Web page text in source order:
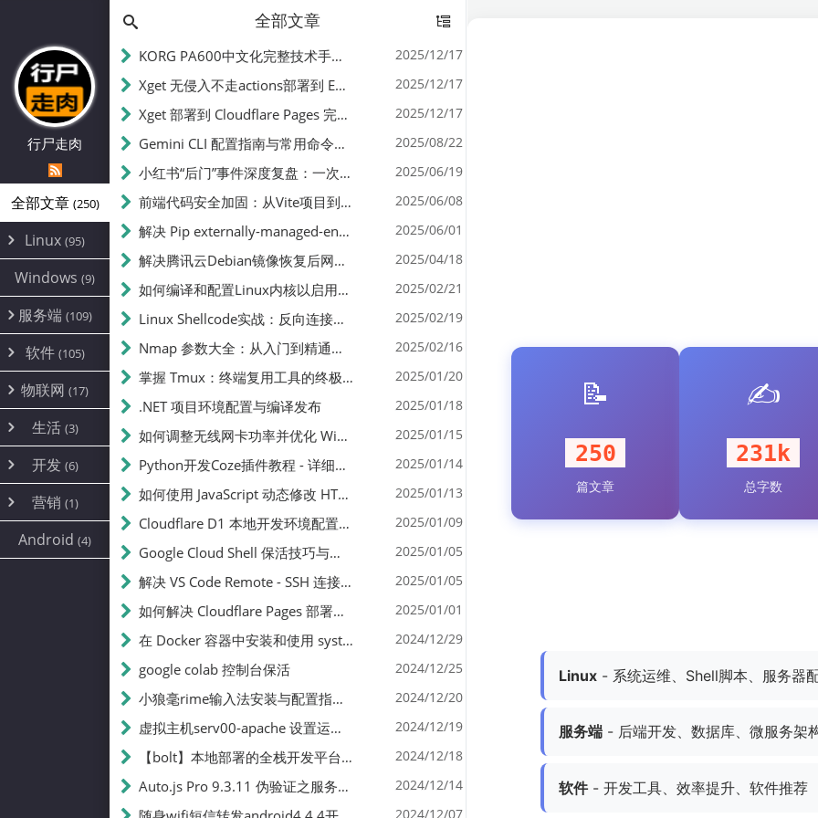
行尸走肉
全部文章 (250)
Linux (95)
Alpine
CentOS(17)
Debian(24)
ProxmoxVE
Ubuntu(7)
Windows (9)
服务端 (109)
环境配置
DD重装(3)
加速优化(34)
面板(12)
容器
游戏 (7)
饥荒(7)
云服务商(4)
WEB源码(6)
建站(5)
软件 (105)
安全(12)
办公(4)
图片 (2)
文件
系统 (35)
AI(10)
物联网 (17)
路由器
随身wifi(1)
mobile(14)
刷机
magisk
生活 (3)
线报
sim卡(1)
开发 (6)
编译
JavaScript(2)
python(2)
营销 (1)
公关(1)
SEO(1)
Android (4)
全部文章
KORG PA600中文化完整技术手册 - 从逆向到实现的全流程指南 2025/12/17
Xget 无侵入不走actions部署到 EdgeOne Pages 指南 2025/12/17
Xget 部署到 Cloudflare Pages 完整指南 - 无需修改源码的构建配置 2025/12/17
Gemini CLI 配置指南与常用命令中文翻译 | API Key、MCP、代理设置 2025/08/22
小红书“后门”事件深度复盘：一次沉默危机下的品牌、技术与流程三重考验 2025/06/19
前端代码安全加固：从Vite项目到纯静态页面的深度混淆技术备忘 2025/06/08
解决 Pip externally-managed-environment 错误：临时与永久绕过方案 2025/06/01
解决腾讯云Debian镜像恢复后网络不通问题 2025/04/18
如何编译和配置Linux内核以启用BBR2 | 内核编译教程 2025/02/21
Linux Shellcode实战：反向连接、持久化、免杀技术详解（MSF,Cobalt Strike）- 从原理到C加载器实现 2025/02/19
Nmap 参数大全：从入门到精通，掌握网络扫描的核心技巧 2025/02/16
掌握 Tmux：终端复用工具的终极指南 2025/01/20
.NET 项目环境配置与编译发布 2025/01/18
如何调整无线网卡功率并优化 Wifite 的功率设置 2025/01/15
Python开发Coze插件教程 - 详细步骤与注意事项 2025/01/14
如何使用 JavaScript 动态修改 HTML 中的权限文本 | 前端开发教程 2025/01/13
Cloudflare D1 本地开发环境配置指南 | CF Pages Local Development Guide 2025/01/09
Google Cloud Shell 保活技巧与配额时间查看方法 2025/01/05
解决 VS Code Remote - SSH 连接失败问题：从权限问题到成功启动 2025/01/05
如何解决 Cloudflare Pages 部署中的 API Token 权限问题 2025/01/01
在 Docker 容器中安装和使用 systemctl 的完整指南 2024/12/29
google colab 控制台保活 2024/12/25
小狼毫rime输入法安装与配置指南：从基础到高级自定义 2024/12/20
虚拟主机serv00-apache 设置运行目录 2024/12/19
【bolt】本地部署的全栈开发平台，支持本地及众多API，本地一键生成应用，部署教程 2024/12/18
Auto.js Pro 9.3.11 伪验证之服务器接口 Nginx 版 2024/12/14
2024/12/07
<
>
📝
250
篇文章
✍️
231k
总字数
Linux - 系统运维、Shell脚本、服务器
服务端 - 后端开发、数据库、微服务架
软件- 开发工具、效率提升、软件推荐